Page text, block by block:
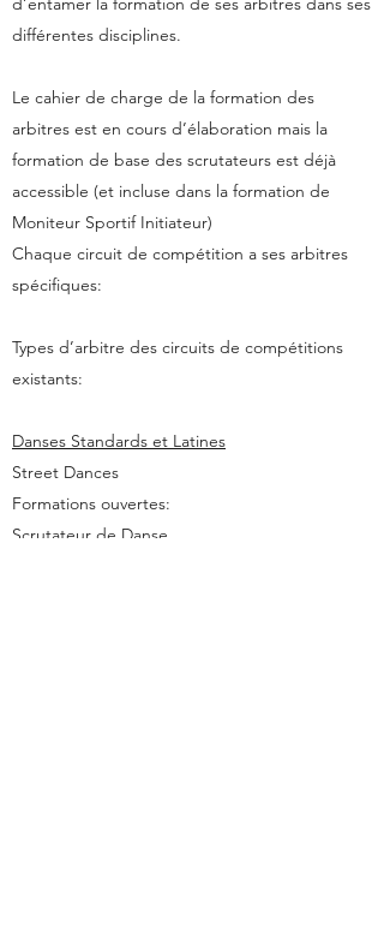
différentes disciplines.
Le cahier de charge de la formation des
arbitres est en cours d’élaboration mais la
formation de base des scrutateurs est déjà
accessible (et incluse dans la formation de
Moniteur Sportif Initiateur)
Chaque circuit de compétition a ses arbitres
spécifiques:
Types d’arbitre des circuits de compétitions
existants:
Danses Standards et Latines
Street Dances
Formations ouvertes:
Scrutateur de Danse